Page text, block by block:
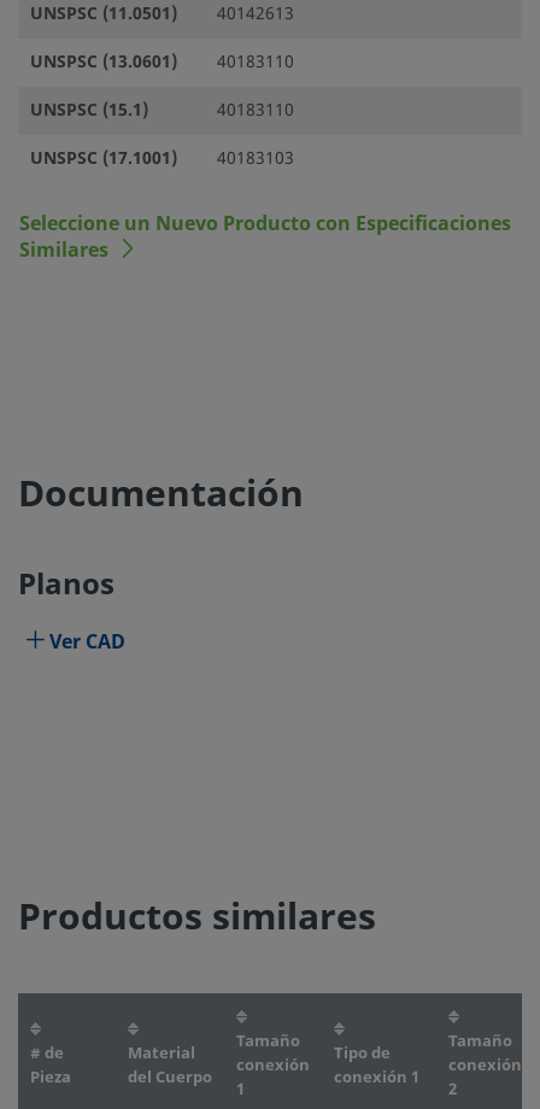
UNSPSC (11.0501)
40142613
UNSPSC (13.0601)
40183110
UNSPSC (15.1)
40183110
UNSPSC (17.1001)
40183103
Seleccione un Nuevo Producto con Especificaciones
Similares
Documentación
Planos
Ver CAD
Productos similares
# de
Pieza
Material
del Cuerpo
Tamaño
conexión
1
Tipo de
conexión 1
Tamaño
conexión
2